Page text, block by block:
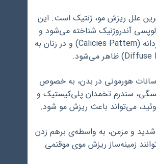
علل ریزش مو، ژنتیک است. این
آندروژنیک شناخته می‌شود و
در مردان به الگوی مردانه (Calicies Pattern) و در زنان به
هورمونی در بدن، به خصوص
سندرم تخمدان پلی‌کیستیک و
می‌تواند باعث ریزش مو شود.
و مزمن، به واسطه‌ی برهم زدن
زمینه‌ساز ریزش موی موقتمی